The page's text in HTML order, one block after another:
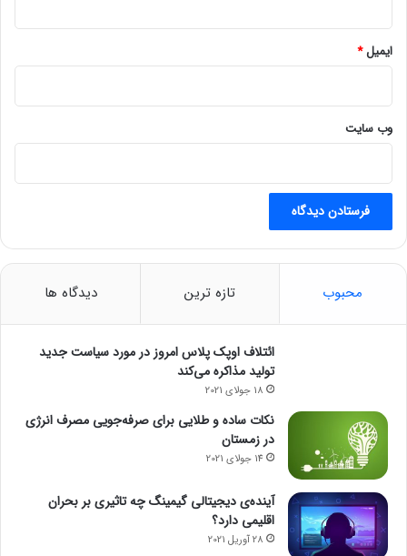
ایمیل*
وب‌ سایت
محبوب تازه ترین دیدگاه ها
ائتلاف اوپک پلاس امروز در مورد سیاست جدید
تولید مذاکره می‌کند
18 جولای 2021
نکات ساده و طلایی برای صرفه‌جویی مصرف انرژی
در زمستان
14 جولای 2021
آینده‌ی دیجیتالی گیمینگ چه تاثیری بر بحران
اقلیمی دارد؟
28 آوریل 2021